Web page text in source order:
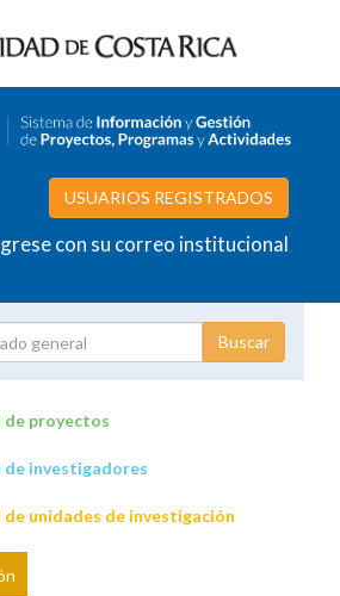
USUARIOS REGISTRADOS
con su correo institucional
de proyectos
investigadores
unidades de investigación